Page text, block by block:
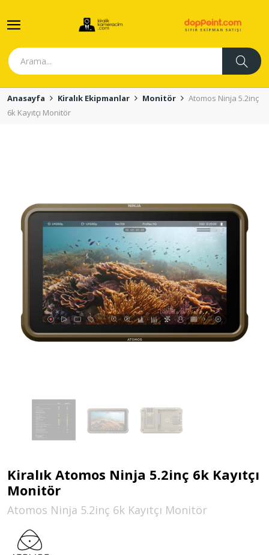
Anasayfa Kiralık Ekipmanlar Monitör
Atomos Ninja 5.2inç
6k Kayıtçı Monitör
Kiralık Atomos Ninja 5.2inç 6k Kayıtçı
Monitör
Atomos Ninja 5.2inç 6k Kayıtçı Monitör